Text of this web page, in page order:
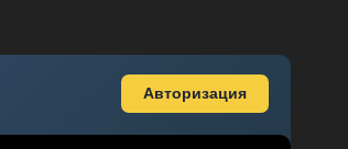
Авторизация